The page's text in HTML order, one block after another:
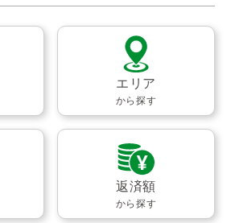
エリア
から探す
返済額
から探す